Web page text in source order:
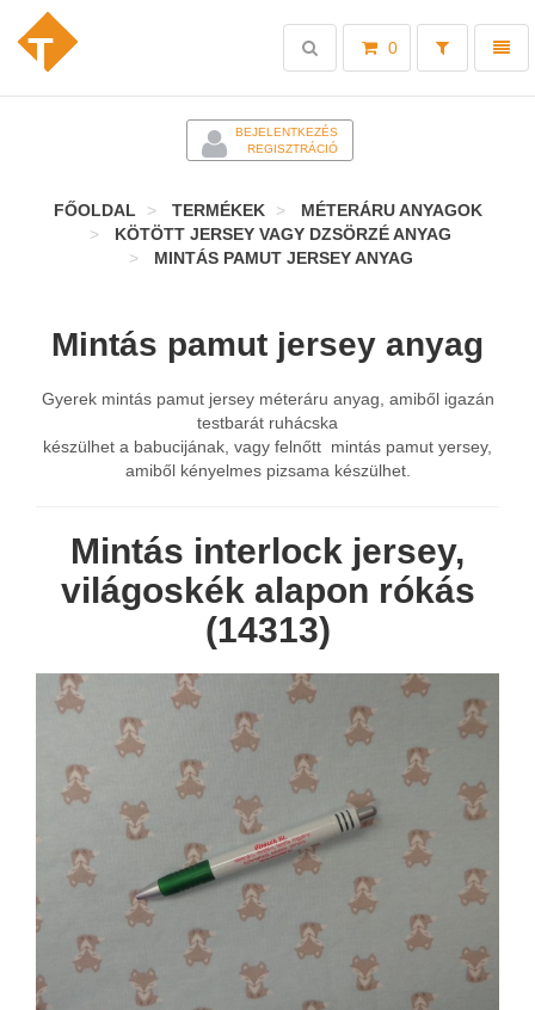
Toggle
0
Toggle
search
BEJELENTKEZÉS
REGISZTRÁCIÓ
FŐOLDAL TERMÉKEK
MÉTERÁRU ANYAGOK
KÖTÖTT JERSEY VAGY DZSÖRZÉ ANYAG
MINTÁS PAMUT JERSEY ANYAG
Mintás pamut jersey anyag
Gyerek mintás pamut jersey méteráru anyag, amiből igazán
testbarát ruhácska
készülhet a babucijának, vagy felnőtt mintás pamut yersey,
amiből kényelmes pizsama készülhet.
Mintás interlock jersey,
világoskék alapon rókás
(14313)